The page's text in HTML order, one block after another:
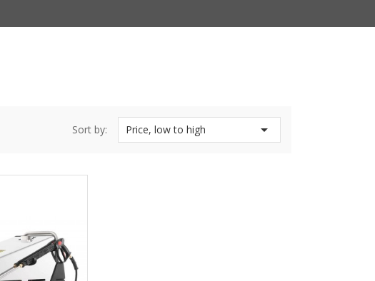
Sort by: Price, low to high 